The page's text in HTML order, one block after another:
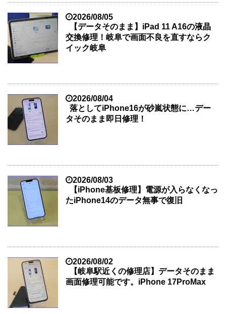
2026/08/05
【データそのまま】iPad 11 A16の液晶
交換修理！岐阜で画面不良を直すならク
イック岐阜
2026/08/04
落としてiPhone16が砂嵐状態に…デー
タそのまま即日修理！
2026/08/03
【iPhone基板修理】電源が入らなくなっ
たiPhone14のデータ無事で復旧
2026/08/02
【岐阜駅近くの修理店】データそのまま
画面修理可能です。iPhone 17ProMax